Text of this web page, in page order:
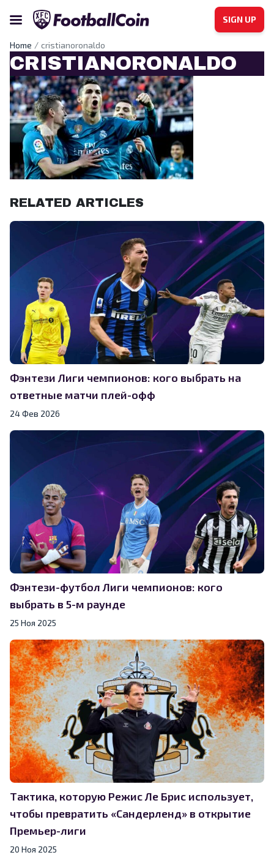
SIGN UP
Home cristianoronaldo
CRISTIANORONALDO
RELATED ARTICLES
Фэнтези Лиги чемпионов: кого выбрать на
ответные матчи плей-офф
24 Фев 2026
Фэнтези-футбол Лиги чемпионов: кого
выбрать в 5-м раунде
25 Ноя 2025
Тактика, которую Режис Ле Брис использует,
чтобы превратить «Сандерленд» в открытие
Премьер-лиги
20 Ноя 2025